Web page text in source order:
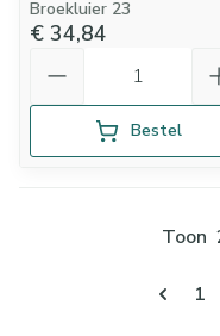
Broekluier 23
€ 34,84
Bestel
U
1
Toon